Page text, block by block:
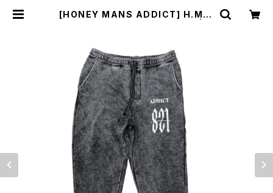
[HONEY MANS ADDICT] H.M.A